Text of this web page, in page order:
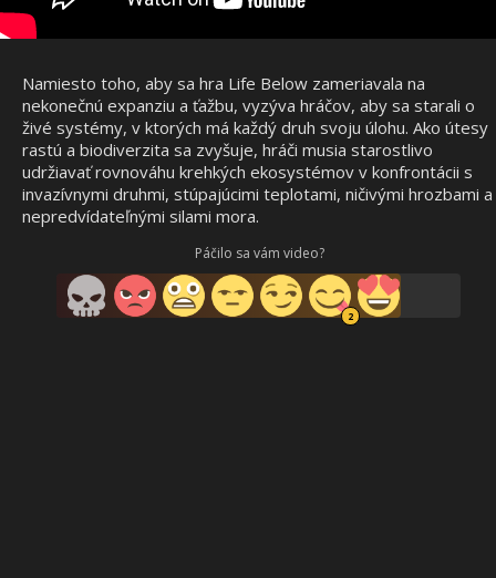
Namiesto toho, aby sa hra Life Below zameriavala na
nekonečnú expanziu a ťažbu, vyzýva hráčov, aby sa starali o
živé systémy, v ktorých má každý druh svoju úlohu. Ako útesy
rastú a biodiverzita sa zvyšuje, hráči musia starostlivo
udržiavať rovnováhu krehkých ekosystémov v konfrontácii s
invazívnymi druhmi, stúpajúcimi teplotami, ničivými hrozbami a
nepredvídateľnými silami mora.
Páčilo sa vám video?